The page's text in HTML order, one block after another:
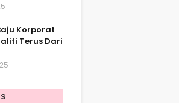
Korporat
Terus Dari